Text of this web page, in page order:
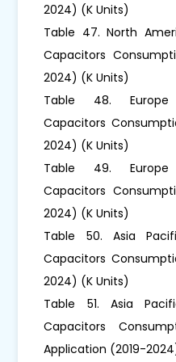
2024) (K Units)
Table 47. North
Capacitors
2024) (K Units)
Table 48. Europe
Capacitors
2024) (K Units)
Table 49. Europe
Capacitors
2024) (K Units)
Table 50. Asia
Capacitors
2024) (K Units)
Table 51. Asia
Capacitors
Application (2019-